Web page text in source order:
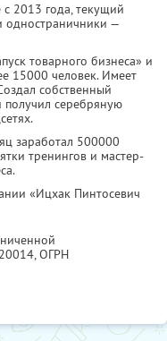
2013 года, текущий
одностраничники —
товарного бизнеса» и
15000 человек. Имеет
собственный
получил серебряную
заработал 500000
тренингов и мастер-
«Ицхак Пинтосевич
, ОГРН